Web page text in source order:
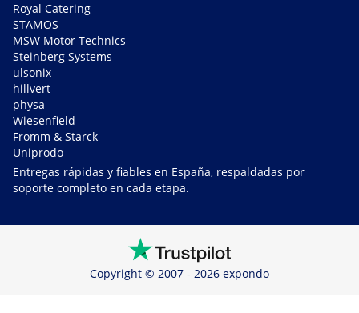
Royal Catering
STAMOS
MSW Motor Technics
Steinberg Systems
ulsonix
hillvert
physa
Wiesenfield
Fromm & Starck
Uniprodo
Entregas rápidas y fiables en España, respaldadas por
soporte completo en cada etapa.
Copyright © 2007 - 2026 expondo